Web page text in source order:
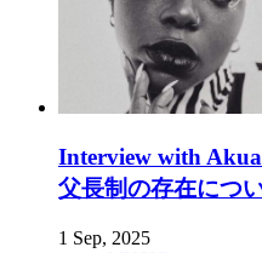
Interview with
父長制の存在につ
1 Sep, 2025